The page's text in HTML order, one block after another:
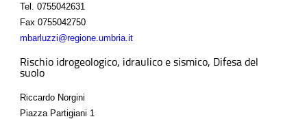
Tel.
0755042631
Fax 0755042750
mbarluzzi@regione.umbria.it
Rischio idrogeologico, idraulico e sismico, Difesa del
suolo
Riccardo Norgini
Piazza Partigiani 1